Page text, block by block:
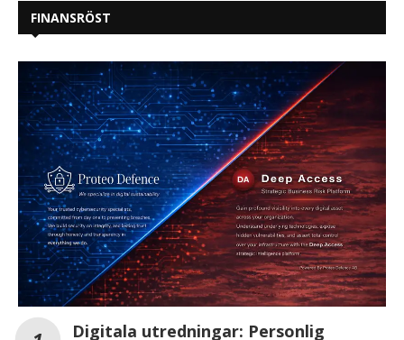
FINANSRÖST
Digitala utredningar: Personlig